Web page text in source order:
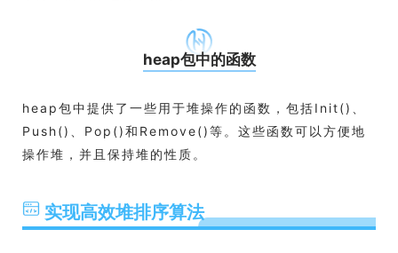
heap包中的函数
heap包中提供了一些用于堆操作的函数，包括Init()、
Push()、Pop()和Remove()等。这些函数可以方便地
操作堆，并且保持堆的性质。
实现高效堆排序算法